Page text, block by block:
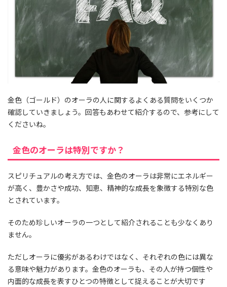
金色（ゴールド）のオーラの人に関するよくある質問をいくつか
確認していきましょう。回答もあわせて紹介するので、参考にして
くださいね。
金色のオーラは特別ですか？
スピリチュアルの考え方では、金色のオーラは非常にエネルギー
が高く、豊かさや成功、知恵、精神的な成長を象徴する特別な色
とされています。
そのため珍しいオーラの一つとして紹介されることも少なくあり
ません。
ただしオーラに優劣があるわけではなく、それぞれの色には異な
る意味や魅力があります。金色のオーラも、その人が持つ個性や
内面的な成長を表すひとつの特徴として捉えることが大切です